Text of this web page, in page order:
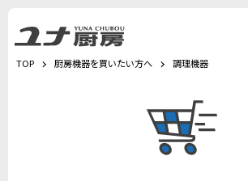
TOP 厨房機器を買いたい方へ 調理機器